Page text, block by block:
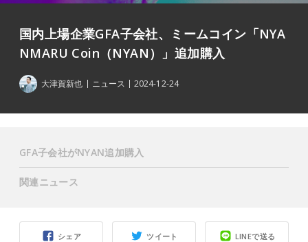
国内上場企業GFA子会社、ミームコイン「NYA
NMARU Coin（NYAN）」追加購入
大津賀新也 ニュース 2024-12-24
シェア ツイート LINEで送る
GFA子会社がNYAN追加購入
関連ニュース